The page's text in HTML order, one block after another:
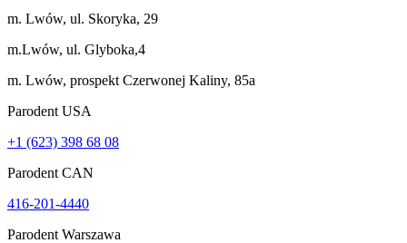
m. Lwów, ul. Skoryka, 29
m.Lwów, ul. Glyboka,4
m. Lwów, prospekt Czerwonej Kaliny, 85a
Parodent USА
+1 (623) 398 68 08
Parodent CAN
416-201-4440
Parodent Warszawa